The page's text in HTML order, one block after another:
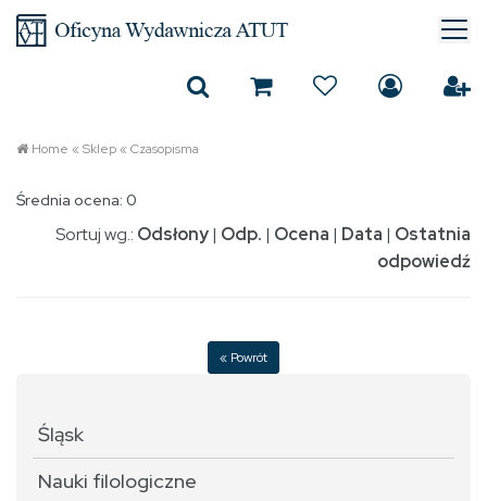
Home «Sklep«Czasopisma
Średnia ocena: 0
Sortuj wg.: Odsłony| Odp. | Ocena | Data | Ostatnia
odpowiedź
« Powrót
Śląsk
Nauki filologiczne